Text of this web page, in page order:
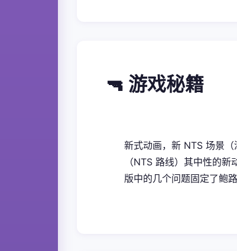
🔫 游戏秘籍
新式动画，新 NTS 场景
（NTS 路线）其中性的
版中的几个问题固定了鲍